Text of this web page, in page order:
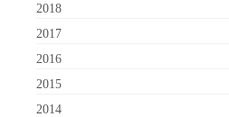
2018
2017
2016
2015
2014